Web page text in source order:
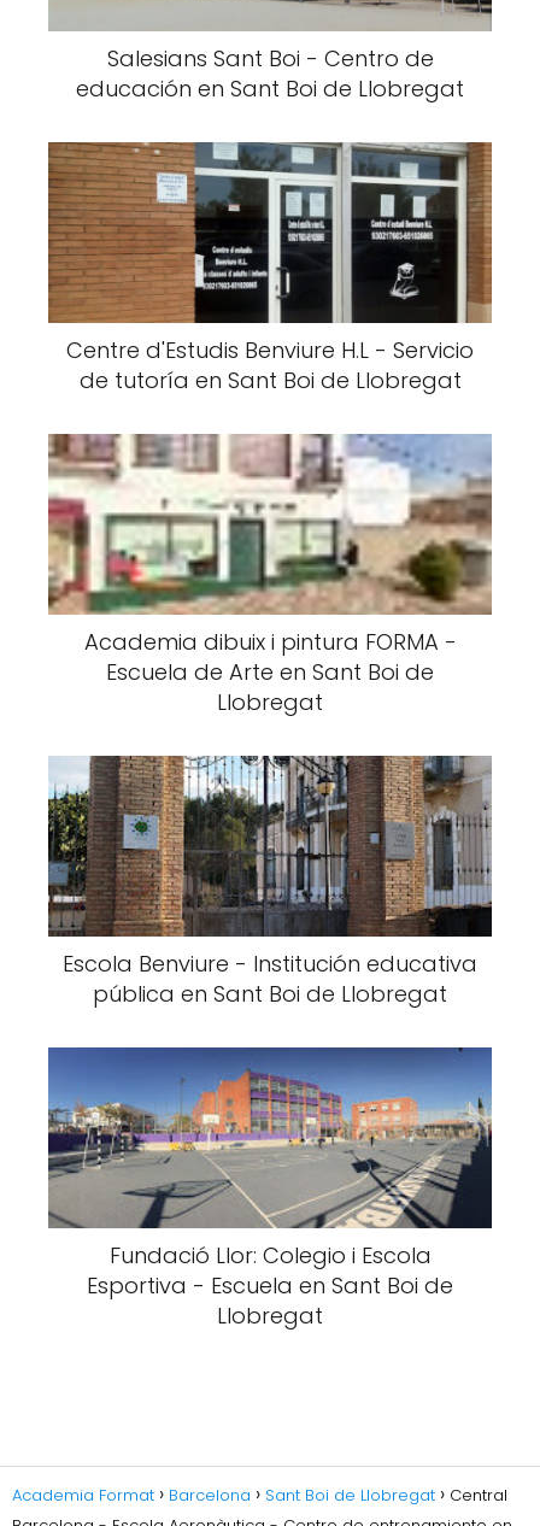
Salesians Sant Boi - Centro de
educación en Sant Boi de Llobregat
Centre d'Estudis Benviure H.L - Servicio
de tutoría en Sant Boi de Llobregat
Academia dibuix i pintura FORMA -
Escuela de Arte en Sant Boi de
Llobregat
Escola Benviure - Institución educativa
pública en Sant Boi de Llobregat
Fundació Llor: Colegio i Escola
Esportiva - Escuela en Sant Boi de
Llobregat
Academia Format Barcelona Sant Boi de Llobregat
Central